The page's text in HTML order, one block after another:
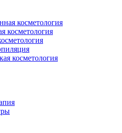
косметология
косметология
косметология